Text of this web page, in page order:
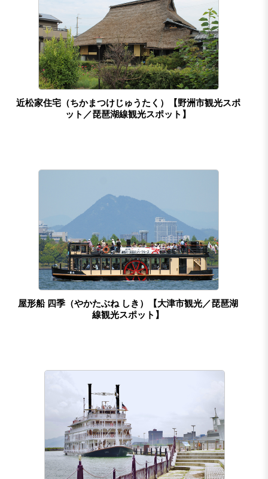
近松家住宅（ちかまつけじゅうたく）【野洲市観光スポ
ット／琵琶湖線観光スポット】
屋形船 四季（やかたぶね しき）【大津市観光／琵琶湖
線観光スポット】